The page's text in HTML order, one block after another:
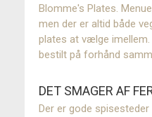
Blomme's Plates.
men der er altid både
plates at vælge
bestilt på forhånd
DET SMAGER AF
Der er gode